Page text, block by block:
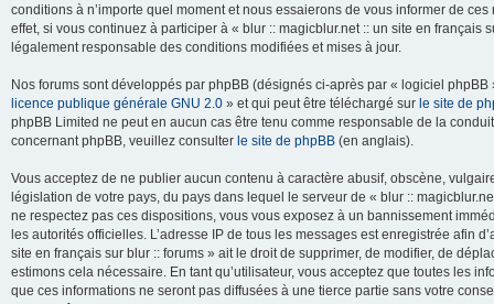
conditions à n’importe quel moment et nous essaierons de vous informer de
effet, si vous continuez à participer à « blur :: magicblur.net :: un site en
légalement responsable des conditions modifiées et mises à jour.
Nos forums sont développés par phpBB (désignés ci-après par « logiciel
licence publique générale GNU 2.0 » et qui peut être téléchargé sur le site de
phpBB Limited ne peut en aucun cas être tenu comme responsable de la
concernant phpBB, veuillez consulter le site de phpBB (en anglais).
Vous acceptez de ne publier aucun contenu à caractère abusif, obscène,
législation de votre pays, du pays dans lequel le serveur de « blur ::
ne respectez pas ces dispositions, vous vous exposez à un bannissement
les autorités officielles. L’adresse IP de tous les messages est enregistrée afin
site en français sur blur :: forums » ait le droit de supprimer, de modifier, de
estimons cela nécessaire. En tant qu’utilisateur, vous acceptez que toutes les
que ces informations ne seront pas diffusées à une tierce partie sans votre